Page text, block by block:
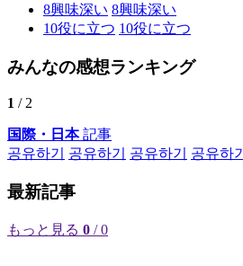
8興味深い 8興味深い
10役に立つ 10役に立つ
みんなの感想ランキング
1 / 2
国際・日本記事
공유하기
공유하기 공유하기 공유하기
最新記事
もっと見る 0 / 0